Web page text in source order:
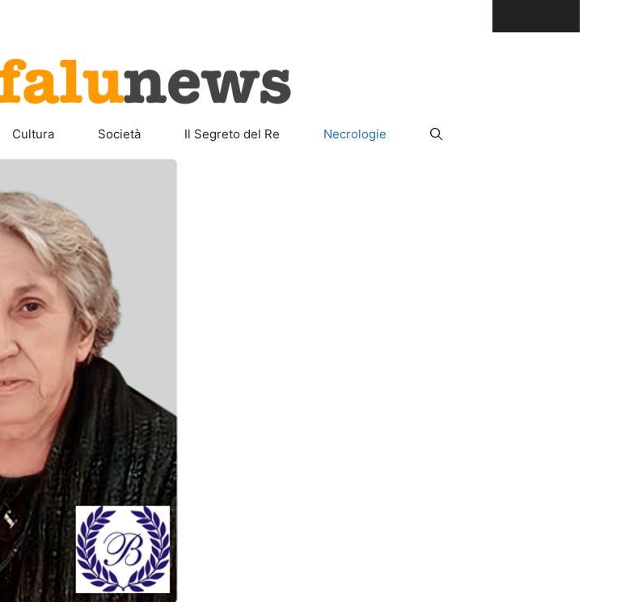
Cultura Società Il Segreto del Re Necrologie